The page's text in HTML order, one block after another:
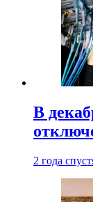
В
2 года